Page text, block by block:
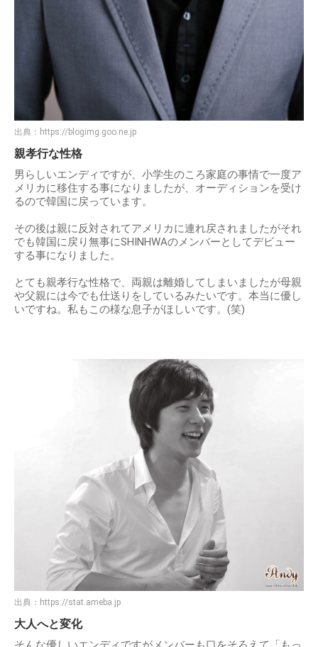
出典： https://blogimg.goo.ne.jp
親孝行な性格
男らしいエンディですが、小学生のころ家庭の事情で一度ア
メリカに移住する事になりましたが、オーディションを受け
るので韓国に戻っています。
その後は親に反対されてアメリカに連れ戻されましたがそれ
でも韓国に戻り無事にSHINHWAのメンバーとしてデビュー
する事になりました。
とても親孝行な性格で、両親は離婚してしまいましたが母親
や父親には今でも仕送りをしているみたいです。本当に優し
いですね。私もこの様な息子がほしいです。(笑)
出典： https://stat.ameba.jp
大人へと変化